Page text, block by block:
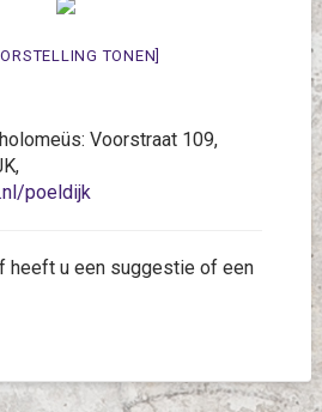
TONEN]
Voorstraat 109,
poeldijk
heeft u een suggestie of een